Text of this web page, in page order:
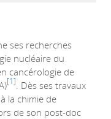
ses recherches
nucléaire du
cancérologie de
1 . Dès ses travaux
la chimie de
de son post-doc